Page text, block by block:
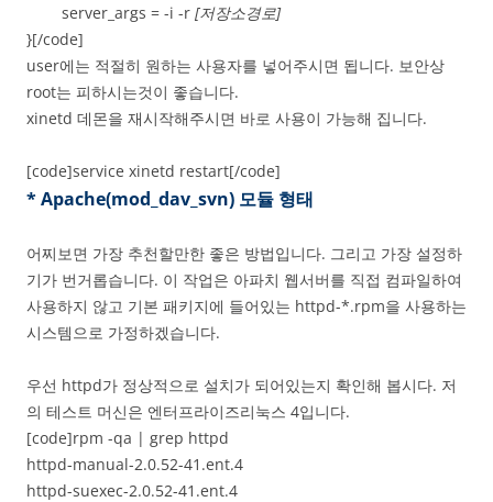
server_args = -i -r [저장소경로]
}[/code]
user에는 적절히 원하는 사용자를 넣어주시면 됩니다. 보안상
root는 피하시는것이 좋습니다.
xinetd 데몬을 재시작해주시면 바로 사용이 가능해 집니다.
[code]service xinetd restart[/code]
* Apache(mod_dav_svn) 모듈 형태
어찌보면 가장 추천할만한 좋은 방법입니다. 그리고 가장 설정하
기가 번거롭습니다. 이 작업은 아파치 웹서버를 직접 컴파일하여
사용하지 않고 기본 패키지에 들어있는 httpd-*.rpm을 사용하는
시스템으로 가정하겠습니다.
우선 httpd가 정상적으로 설치가 되어있는지 확인해 봅시다. 저
의 테스트 머신은 엔터프라이즈리눅스 4입니다.
[code]rpm -qa | grep httpd
httpd-manual-2.0.52-41.ent.4
httpd-suexec-2.0.52-41.ent.4